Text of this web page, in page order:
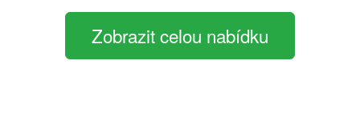
Zobrazit celou nabídku